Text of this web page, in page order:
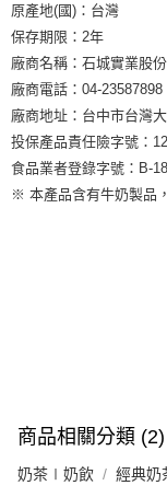
原產地(國)：台灣
保存期限：2年
廠商名稱：石城實業股
廠商電話：04-23587898
廠商地址：台中市台灣
投保產品責任險字號：
食品業者登錄字號：B-
※ 本產品含有牛奶製品
商品相關分類 (2)
奶茶∣奶飲 經典奶